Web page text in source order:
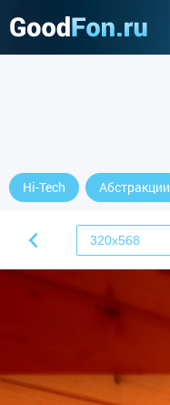
Hi-Tech Абстракции